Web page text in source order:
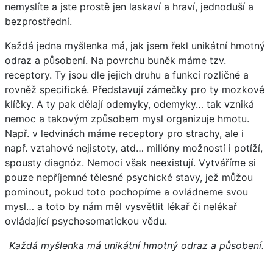
nemyslíte a jste prostě jen laskaví a hraví, jednoduší a
bezprostřední.
Každá jedna myšlenka má, jak jsem řekl unikátní hmotný
odraz a působení. Na povrchu buněk máme tzv.
receptory. Ty jsou dle jejich druhu a funkcí rozličné a
rovněž specifické. Představují zámečky pro ty mozkové
klíčky. A ty pak dělají odemyky, odemyky… tak vzniká
nemoc a takovým způsobem mysl organizuje hmotu.
Např. v ledvinách máme receptory pro strachy, ale i
např. vztahové nejistoty, atd… milióny možností i potíží,
spousty diagnóz. Nemoci však neexistují. Vytváříme si
pouze nepříjemné tělesné psychické stavy, jež můžou
pominout, pokud toto pochopíme a ovládneme svou
mysl… a toto by nám měl vysvětlit lékař či nelékař
ovládající psychosomatickou vědu.
Každá myšlenka má unikátní hmotný odraz a působení.